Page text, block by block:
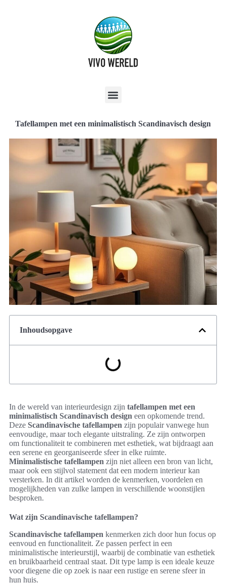
Tafellampen met een minimalistisch Scandinavisch design
Inhoudsopgave
In de wereld van interieurdesign zijn tafellampen met een
minimalistisch Scandinavisch design een opkomende trend.
Deze Scandinavische tafellampen zijn populair vanwege hun
eenvoudige, maar toch elegante uitstraling. Ze zijn ontworpen
om functionaliteit te combineren met esthetiek, wat bijdraagt aan
een serene en georganiseerde sfeer in elke ruimte.
Minimalistische tafellampen zijn niet alleen een bron van licht,
maar ook een stijlvol statement dat een modern interieur kan
versterken. In dit artikel worden de kenmerken, voordelen en
mogelijkheden van zulke lampen in verschillende woonstijlen
besproken.
Wat zijn Scandinavische tafellampen?
Scandinavische tafellampen kenmerken zich door hun focus op
eenvoud en functionaliteit. Ze passen perfect in een
minimalistische interieurstijl, waarbij de combinatie van esthetiek
en bruikbaarheid centraal staat. Dit type lamp is een ideale keuze
voor diegene die op zoek is naar een rustige en serene sfeer in
hun huis.